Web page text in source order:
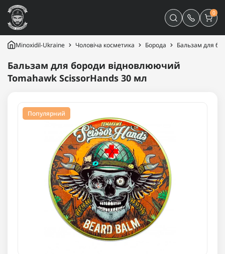
0
Minoxidil-Ukraine Чоловіча косметика Борода Бальзам для
Бальзам для бороди відновлюючий
Tomahawk ScissorHands 30 мл
Популярний